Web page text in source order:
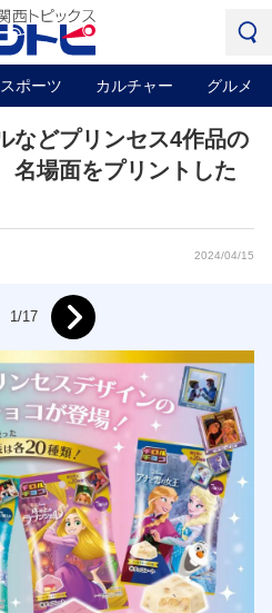
スポーツ カルチャー グルメ
などプリンセス4作品の
場面をプリントした
2024/04/15
1/17